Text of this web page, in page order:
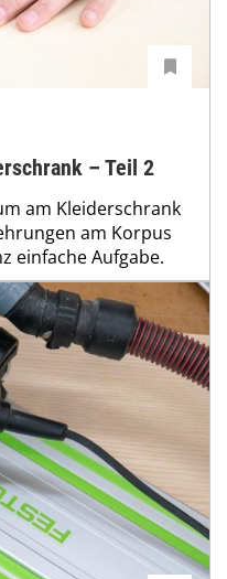
– Teil 2
am Kleiderschrank
am Korpus
einfache Aufgabe.